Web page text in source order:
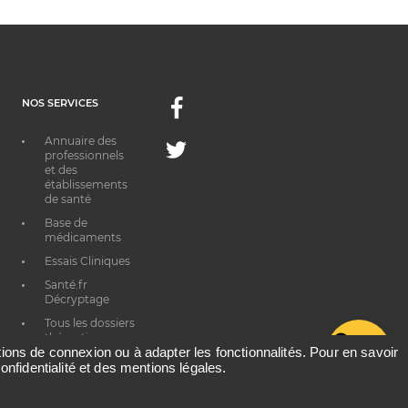
NOS SERVICES
Annuaire des
professionnels
et des
établissements
de santé
Base de
médicaments
Essais Cliniques
Santé.fr
Décryptage
Tous les dossiers
thématiques
Facebook
Twitter
de connexion ou à adapter les fonctionnalités. Pour en savoir
et des mentions légales.